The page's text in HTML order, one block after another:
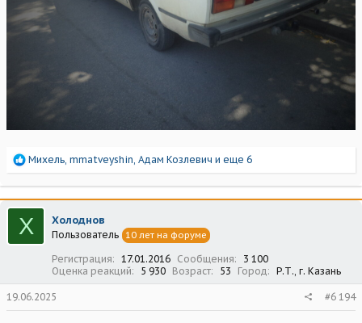
Р
а
к
ц
и
и
Михель, mmatveyshin, Адам Козлевич и еще 6
Х Холоднов
Пользователь 10 лет на форуме
Регистрация 17.01.2016 Сообщения
3 100
Оценка реакций
5 930 Возраст 53 Город Р.Т., г. Казань
19.06.2025 #6 194